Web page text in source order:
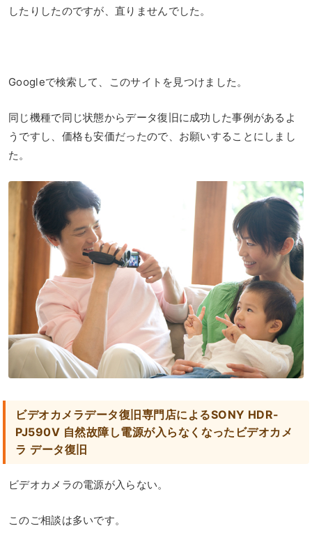
したりしたのですが、直りませんでした。
Googleで検索して、このサイトを見つけました。
同じ機種で同じ状態からデータ復旧に成功した事例があるよ
うですし、価格も安価だったので、お願いすることにしまし
た。
ビデオカメラデータ復旧専門店によるSONY HDR-
PJ590V 自然故障し電源が入らなくなったビデオカメ
ラ データ復旧
ビデオカメラの電源が入らない。
このご相談は多いです。